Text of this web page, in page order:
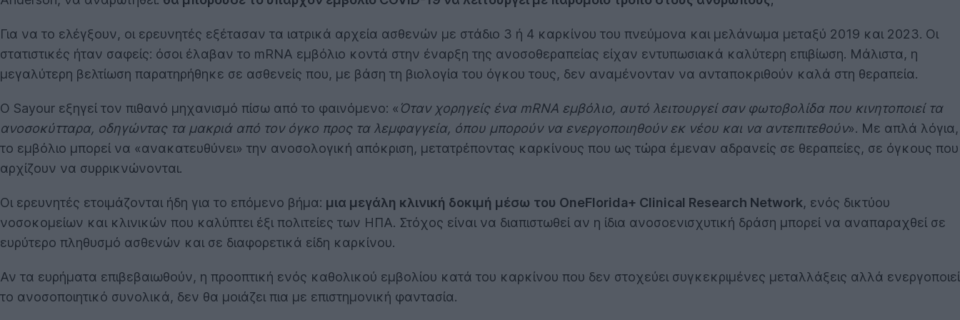
Για να το ελέγξουν, οι ερευνητές εξέτασαν τα ιατρικά αρχεία ασθενών με στάδιο 3 ή 4 καρκίνου του πνεύμονα και μελάνωμα μεταξύ 2019 και 2023. Οι
στατιστικές ήταν σαφείς: όσοι έλαβαν το mRNA εμβόλιο κοντά στην έναρξη της ανοσοθεραπείας είχαν εντυπωσιακά καλύτερη επιβίωση. Μάλιστα, η
μεγαλύτερη βελτίωση παρατηρήθηκε σε ασθενείς που, με βάση τη βιολογία του όγκου τους, δεν αναμένονταν να ανταποκριθούν καλά στη θεραπεία.
Ο Sayour εξηγεί τον πιθανό μηχανισμό πίσω από το φαινόμενο: « Όταν χορηγείς ένα mRNA εμβόλιο, αυτό λειτουργεί σαν φωτοβολίδα που κινητοποιεί τα
ανοσοκύτταρα, οδηγώντας τα μακριά από τον όγκο προς τα λεμφαγγεία, όπου μπορούν να ενεργοποιηθούν εκ νέου και να αντεπιτεθούν». Με απλά λόγια,
το εμβόλιο μπορεί να «ανακατευθύνει» την ανοσολογική απόκριση, μετατρέποντας καρκίνους που ως τώρα έμεναν αδρανείς σε θεραπείες, σε όγκους που
αρχίζουν να συρρικνώνονται.
Οι ερευνητές ετοιμάζονται ήδη για το επόμενο βήμα: μια μεγάλη κλινική δοκιμή μέσω του OneFlorida+ Clinical Research Network, ενός δικτύου
νοσοκομείων και κλινικών που καλύπτει έξι πολιτείες των ΗΠΑ. Στόχος είναι να διαπιστωθεί αν η ίδια ανοσοενισχυτική δράση μπορεί να αναπαραχθεί σε
ευρύτερο πληθυσμό ασθενών και σε διαφορετικά είδη καρκίνου.
Αν τα ευρήματα επιβεβαιωθούν, η προοπτική ενός καθολικού εμβολίου κατά του καρκίνου που δεν στοχεύει συγκεκριμένες μεταλλάξεις αλλά ενεργοποιεί
το ανοσοποιητικό συνολικά, δεν θα μοιάζει πια με επιστημονική φαντασία.